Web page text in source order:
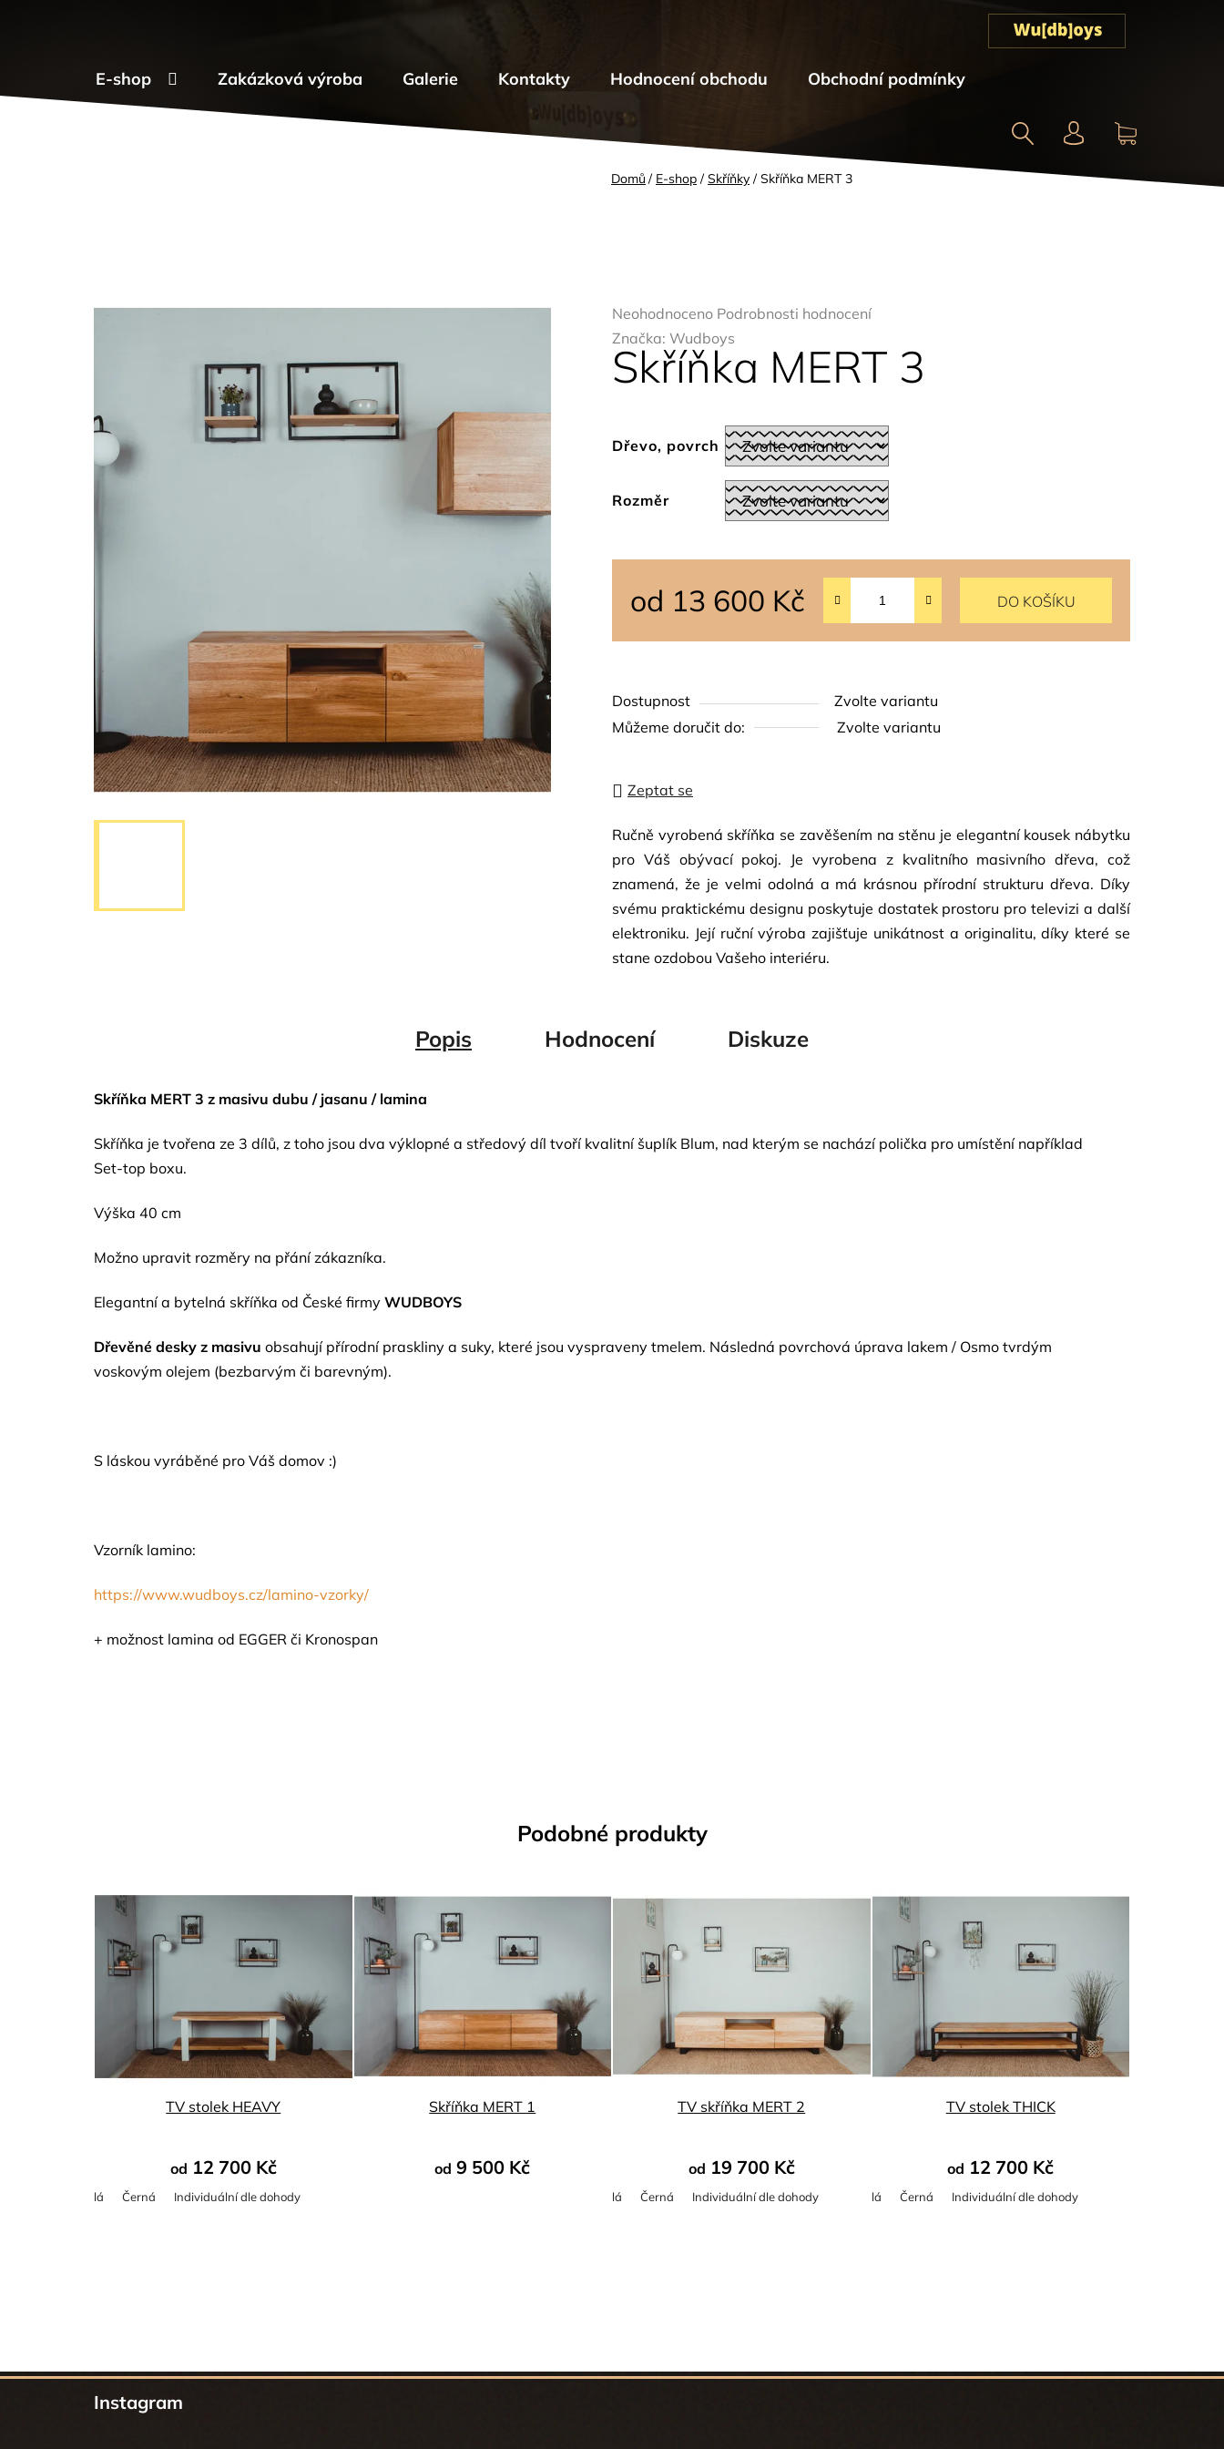
E-shop Zakázková výroba Galerie Kontakty Hodnocení obchodu Obchodní podmínky
Domů / E-shop / Skříňky / Skříňka MERT 3
Skříňka MERT 3
Průměrné
hodnocení
produktu
je
z
Neohodnoceno Podrobnosti hodnocení
Značka: Wudboys
Ručně vyrobená skříňka se zavěšením na stěnu je elegantní kousek nábytku
pro Váš obývací pokoj. Je vyrobena z kvalitního masivního dřeva, což
znamená, že je velmi odolná a má krásnou přírodní strukturu dřeva. Díky
svému praktickému designu poskytuje dostatek prostoru pro televizi a další
elektroniku. Její ruční výroba zajišťuje unikátnost a originalitu, díky které se
stane ozdobou Vašeho interiéru.
Dřevo, povrch
Rozměr
Dostupnost
Zvolte variantu
Můžeme doručit do:
Zvolte variantu
od 13 600 Kč DO KOŠÍKU
Zeptat se
Popis Hodnocení Diskuze
Skříňka MERT 3 z masivu dubu / jasanu / lamina
Skříňka je tvořena ze 3 dílů, z toho jsou dva výklopné a středový díl tvoří kvalitní šuplík Blum, nad kterým se nachází polička pro umístění například
Set-top boxu.
Výška 40 cm
Možno upravit rozměry na přání zákazníka.
Elegantní a bytelná skříňka od České firmy WUDBOYS
Dřevěné desky z masivu obsahují přírodní praskliny a suky, které jsou vyspraveny tmelem. Následná povrchová úprava lakem / Osmo tvrdým
voskovým olejem (bezbarvým či barevným).
S láskou vyráběné pro Váš domov :)
Vzorník lamino:
https://www.wudboys.cz/lamino-vzorky/
+ možnost lamina od EGGER či Kronospan
Podobné produkty
TV stolek HEAVY
od 12 700 Kč
Bílá Černá Individuální dle dohody
Skříňka MERT 1
od 9 500 Kč
TV skříňka MERT 2
od 19 700 Kč
Bílá Černá Individuální dle dohody
TV stolek THICK
od 12 700 Kč
Bílá Černá Individuální dle dohody
Z
Instagram